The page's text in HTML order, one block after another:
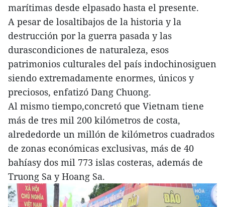
marítimas desde elpasado hasta el presente.
A pesar de losaltibajos de la historia y la
destrucción por la guerra pasada y las
durascondiciones de naturaleza, esos
patrimonios culturales del país indochinosiguen
siendo extremadamente enormes, únicos y
preciosos, enfatizó Dang Chuong.
Al mismo tiempo,concretó que Vietnam tiene
más de tres mil 200 kilómetros de costa,
alrededorde un millón de kilómetros cuadrados
de zonas económicas exclusivas, más de 40
bahíasy dos mil 773 islas costeras, además de
Truong Sa y Hoang Sa.